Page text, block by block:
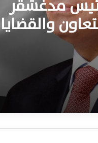
مدغشقر
والقضايا